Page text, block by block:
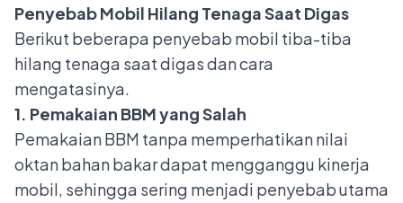
Penyebab Mobil Hilang Tenaga Saat Digas
Berikut beberapa penyebab mobil tiba-tiba
hilang tenaga saat digas dan cara
mengatasinya.
1. Pemakaian BBM yang Salah
Pemakaian BBM tanpa memperhatikannilai
oktan bahan bakardapat mengganggu kinerja
mobil, sehingga sering menjadi penyebab utama